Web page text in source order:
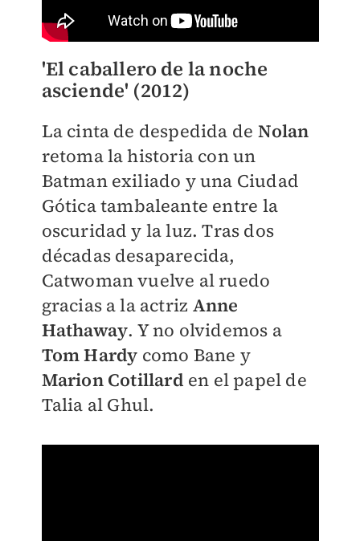
'El caballero de la noche
asciende' (2012)
La cinta de despedida de Nolan
retoma la historia con un
Batman exiliado y una Ciudad
Gótica tambaleante entre la
oscuridad y la luz. Tras dos
décadas desaparecida,
Catwoman vuelve al ruedo
gracias a la actriz Anne
Hathaway. Y no olvidemos a
Tom Hardy como Bane y
Marion Cotillard en el papel de
Talia al Ghul.